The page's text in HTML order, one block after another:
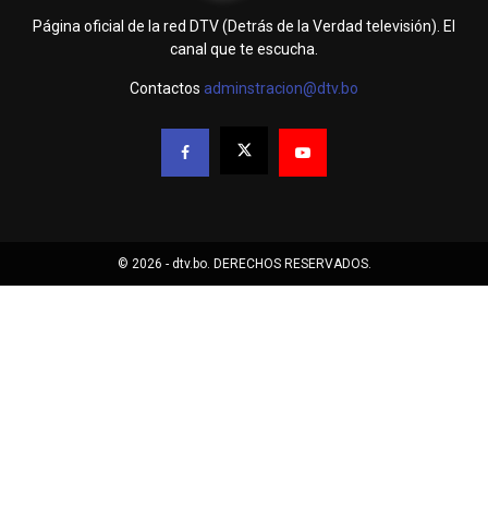
Página oficial de la red DTV (Detrás de la Verdad televisión). El
canal que te escucha.
Contactos adminstracion@dtv.bo
© 2026 - dtv.bo. DERECHOS RESERVADOS.